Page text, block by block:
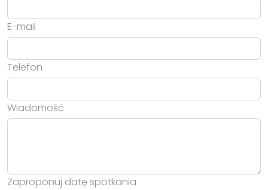
E-mail
Telefon
Wiadomość
Zaproponuj datę spotkania